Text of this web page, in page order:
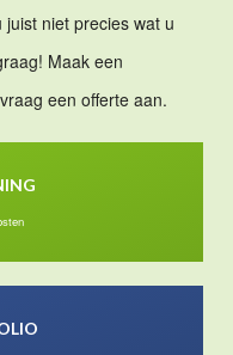
niet precies wat u
Maak een
een offerte aan.